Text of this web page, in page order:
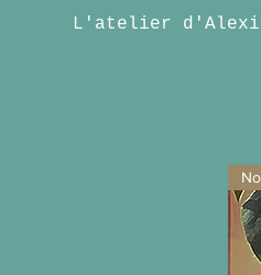
L'atelier